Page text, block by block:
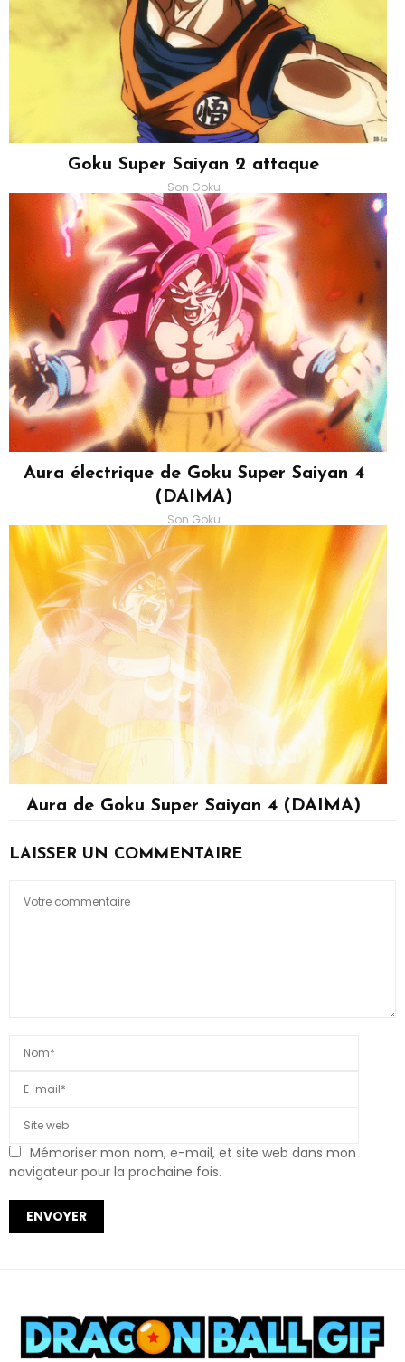
Goku Super Saiyan 2 attaque
Son Goku
Aura électrique de Goku Super Saiyan 4
(DAIMA)
Son Goku
Aura de Goku Super Saiyan 4 (DAIMA)
LAISSER UN COMMENTAIRE
Mémoriser mon nom, e-mail, et site web dans mon
navigateur pour la prochaine fois.